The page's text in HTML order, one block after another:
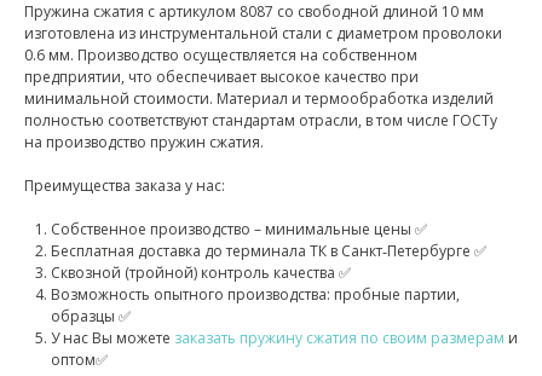
Пружина сжатия с артикулом 8087 со свободной длиной 10 мм
изготовлена из инструментальной стали с диаметром проволоки
0.6 мм. Производство осуществляется на собственном
предприятии, что обеспечивает высокое качество при
минимальной стоимости. Материал и термообработка изделий
полностью соответствуют стандартам отрасли, в том числе ГОСТу
на производство пружин сжатия.
Преимущества заказа у нас:
Собственное производство – минимальные цены ✅
Бесплатная доставка до терминала ТК в Санкт‑Петербурге ✅
Сквозной (тройной) контроль качества ✅
Возможность опытного производства: пробные партии,
образцы ✅
У нас Вы можете заказать пружину сжатия по своим размерам и
оптом✅